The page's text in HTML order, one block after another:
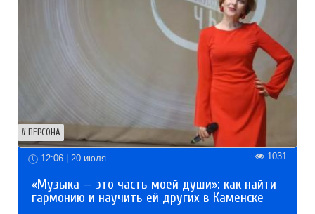
ПЕРСОНА
12:06 | 20 июля 1031
«Музыка — это часть моей души»: как найти
гармонию и научить ей других в Каменске